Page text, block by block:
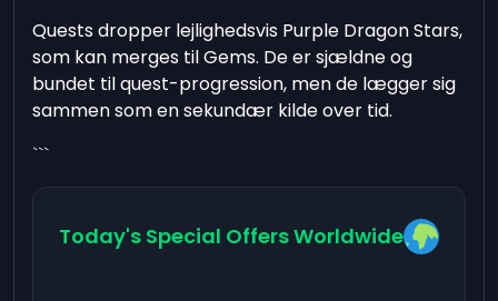
Quests dropper lejlighedsvis Purple Dragon Stars,
som kan merges til Gems. De er sjældne og
bundet til quest-progression, men de lægger sig
sammen som en sekundær kilde over tid.
```
Today's Special Offers Worldwide